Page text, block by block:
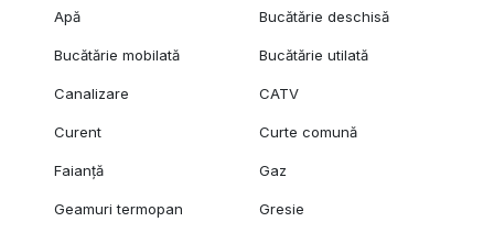
Apă Bucătărie deschisă
Bucătărie mobilată Bucătărie utilată
Canalizare CATV
Curent Curte comună
Faianță Gaz
Geamuri termopan Gresie